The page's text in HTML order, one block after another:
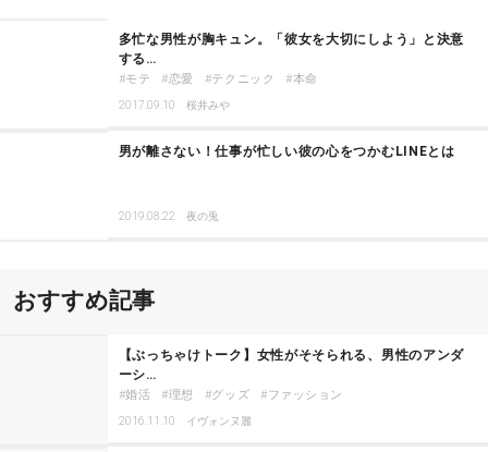
多忙な男性が胸キュン。「彼女を大切にしよう」と決意
する…
モテ 恋愛 テクニック 本命
2017.09.10 桜井みや
男が離さない！仕事が忙しい彼の心をつかむLINEとは
2019.08.22 夜の兎
おすすめ記事
【ぶっちゃけトーク】女性がそそられる、男性のアンダ
ーシ…
婚活 理想 グッズ ファッション
2016.11.10 イヴォンヌ麗